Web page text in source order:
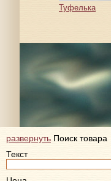
Туфелька
развернуть Поиск товара
Текст